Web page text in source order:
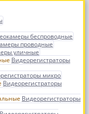
беспроводные
проводные
уличные
Видеорегистраторы
микро
Видеорегистраторы
Видеорегистраторы